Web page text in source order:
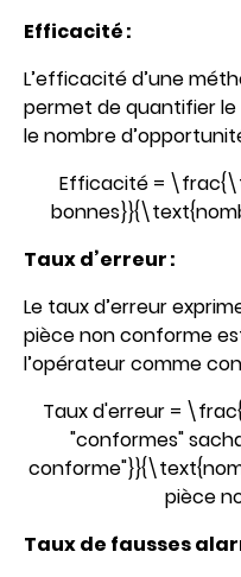
Efficacité :
L’efficacité d’une
permet de quantifier
le nombre
Efficacité =
Taux d’erreur :
Le taux d’erreur
pièce non conforme
l’opérateur comme
Taux d'erreur =
"conformes"
pièce
Taux de fausses